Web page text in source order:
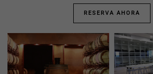
RESERVA AHORA